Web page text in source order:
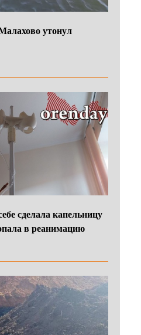
утонул
сделала капельницу
в реанимацию